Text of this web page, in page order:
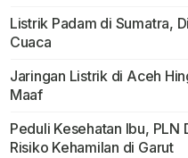
Listrik Padam di Sumatra,
Cuaca
Jaringan Listrik di Aceh
Maaf
Peduli Kesehatan Ibu,
Risiko Kehamilan di Garut